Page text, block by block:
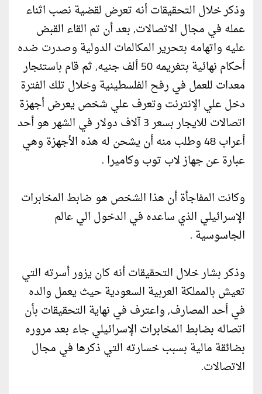
وذكر خلال التحقيقات أنه تعرض لقضية نصب اثناء
عمله في مجال الاتصالات, بعد أن تم القاء القبض
عليه واتهامه بتحرير المكالمات الدولية وصدرت ضده
أحكام نهائية بتغريمه 50 ألف جنيه, ثم قام باستئجار
معدات للعمل في رفح الفلسطينية وخلال تلك الفترة
دخل علي الإنترنت وتعرف علي شخص يعرض أجهزة
اتصالات للايجار بسعر 3 آلاف دولار في الشهر هو أحد
أعراب 48 وطلب منه أن يشحن له هذه الأجهزة وهي
عبارة عن جهاز لاب توب وكاميرا .
وكانت المفاجأة أن هذا الشخص هو ضابط المخابرات
الإسرائيلي الذي ساعده في الدخول الي عالم
الجاسوسية .
وذكر بشار خلال التحقيقات أنه كان يزور أسرته التي
تعيش بالمملكة العربية السعودية حيث يعمل والده
في أحد المصارف, واعترف في نهاية التحقيقات بأن
اتصاله بضابط المخابرات الإسرائيلي جاء بعد مروره
بضائقة مالية بسبب خسارته التي ذكرها في مجال
الاتصالات.